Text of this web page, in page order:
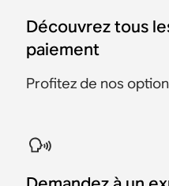
Découvrez tous
paiement
Profitez de nos